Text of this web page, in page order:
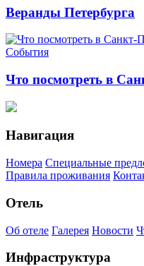
Веранды Петербурга
События
Что посмотреть в
Навигация
Номера Специальные
Правила проживания
Отель
Об отеле Галерея Новости
Инфраструктура